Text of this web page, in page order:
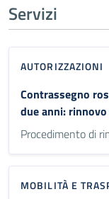
Servizi
AUTORIZZAZIONI
Contrassegno
due anni:
Procedimento di
MOBILITÀ E